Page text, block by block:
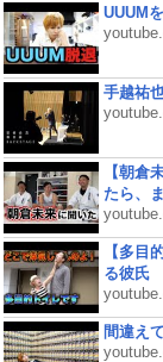
UUUM
手越祐
【朝倉
たら、
【多目
る彼氏
間違え